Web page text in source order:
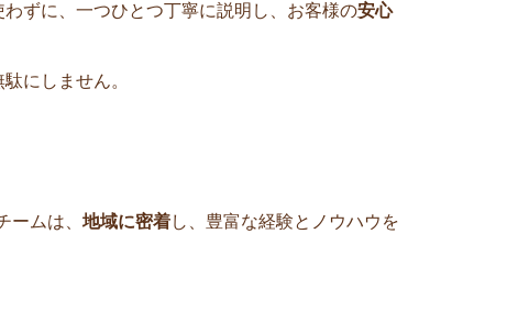
ずに、一つひとつ丁寧に説明し、お客様の安心
にしません。
ームは、 地域に密着し、豊富な経験とノウハウを